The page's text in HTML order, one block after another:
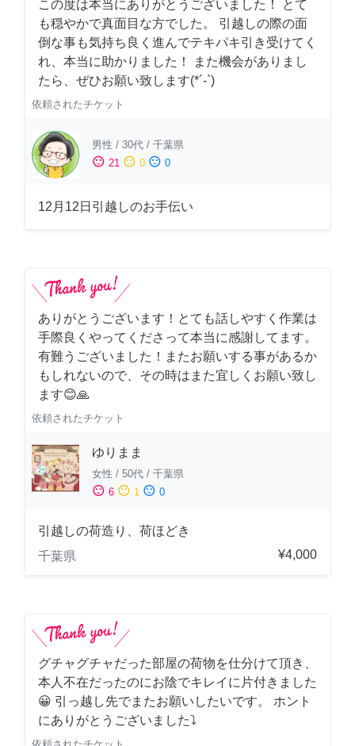
この度は本当にありがとうございました！ とて
も穏やかで真面目な方でした。 引越しの際の面
倒な事も気持ち良く進んでテキパキ引き受けてく
れ、本当に助かりました！ また機会がありまし
たら、ぜひお願い致します(*´-`)
依頼されたチケット
男性 / 30代 / 千葉県
sentiment_satisfied 21 sentiment_neutral 0 sentiment_dissatisfied 0
12月12日引越しのお手伝い
ありがとうございます！とても話しやすく作業は
手際良くやってくださって本当に感謝してます。
有難うございました！またお願いする事があるか
もしれないので、その時はまた宜しくお願い致し
ます😊🙏
依頼されたチケット
ゆりまま
女性 / 50代 / 千葉県
sentiment_satisfied 6 sentiment_neutral 1 sentiment_dissatisfied 0
引越しの荷造り、荷ほどき
千葉県
¥4,000
グチャグチャだった部屋の荷物を仕分けて頂き、
本人不在だったのにお陰でキレイに片付きました
😀 引っ越し先でまたお願いしたいです。 ホント
にありがとうございました⤵